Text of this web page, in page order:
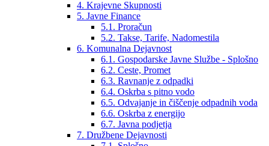
4. Krajevne Skupnosti
5. Javne Finance
5.1. Proračun
5.2. Takse, Tarife, Nadomestila
6. Komunalna Dejavnost
6.1. Gospodarske Javne Službe - Splošno
6.2. Ceste, Promet
6.3. Ravnanje z odpadki
6.4. Oskrba s pitno vodo
6.5. Odvajanje in čiščenje odpadnih voda
6.6. Oskrba z energijo
6.7. Javna podjetja
7. Družbene Dejavnosti